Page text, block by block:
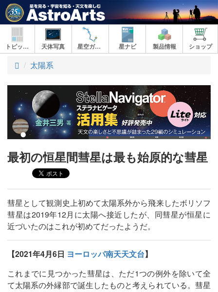
トピックス 天体写真 星空ガイド 星ナビ 製品情報 ショップ
ト
プ
太陽系
最初の恒星間彗星は最も始原的な彗星
彗星として観測史上初めて太陽系外から飛来したボリソフ
彗星は2019年12月に太陽へ接近したが、同彗星が恒星に
近づいたのはこれが初めてだったようだ。
【2021年4月6日 ヨーロッパ南天天文台】
これまでに見つかった彗星は、ただ1つの例外を除いて全
て太陽系の外縁部で誕生したものと考えられている。彗星